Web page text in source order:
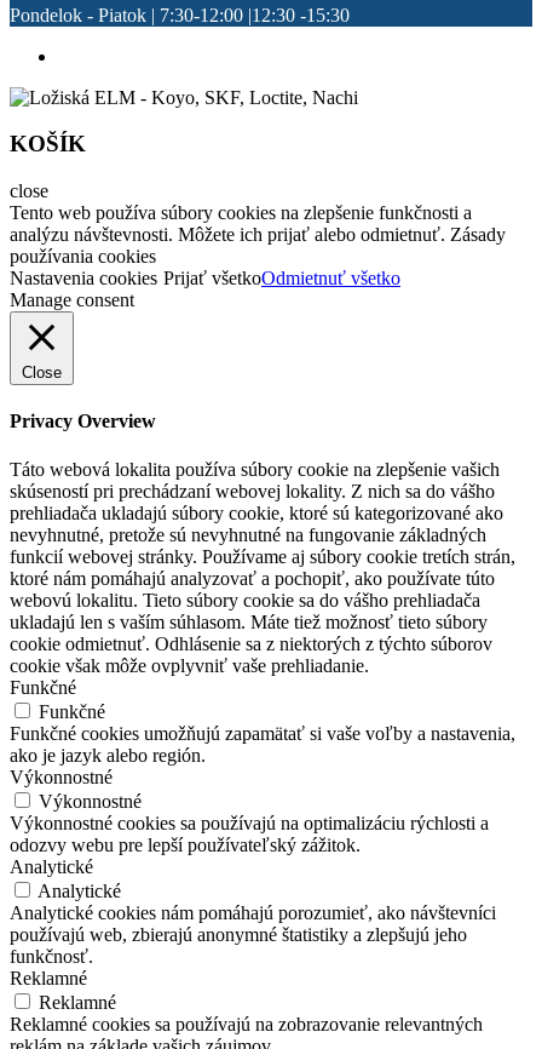
Pondelok - Piatok | 7:30-12:00 |12:30 -15:30
KOŠÍK
close
Tento web používa súbory cookies na zlepšenie funkčnosti a
analýzu návštevnosti. Môžete ich prijať alebo odmietnuť. Zásady
používania cookies
Nastavenia cookies Prijať všetkoOdmietnuť všetko
Manage consent
Close
Privacy Overview
Táto webová lokalita používa súbory cookie na zlepšenie vašich
skúseností pri prechádzaní webovej lokality. Z nich sa do vášho
prehliadača ukladajú súbory cookie, ktoré sú kategorizované ako
nevyhnutné, pretože sú nevyhnutné na fungovanie základných
funkcií webovej stránky. Používame aj súbory cookie tretích strán,
ktoré nám pomáhajú analyzovať a pochopiť, ako používate túto
webovú lokalitu. Tieto súbory cookie sa do vášho prehliadača
ukladajú len s vaším súhlasom. Máte tiež možnosť tieto súbory
cookie odmietnuť. Odhlásenie sa z niektorých z týchto súborov
cookie však môže ovplyvniť vaše prehliadanie.
Funkčné
Funkčné
Funkčné cookies umožňujú zapamätať si vaše voľby a nastavenia,
ako je jazyk alebo región.
Výkonnostné
Výkonnostné
Výkonnostné cookies sa používajú na optimalizáciu rýchlosti a
odozvy webu pre lepší používateľský zážitok.
Analytické
Analytické
Analytické cookies nám pomáhajú porozumieť, ako návštevníci
používajú web, zbierajú anonymné štatistiky a zlepšujú jeho
funkčnosť.
Reklamné
Reklamné
Reklamné cookies sa používajú na zobrazovanie relevantných